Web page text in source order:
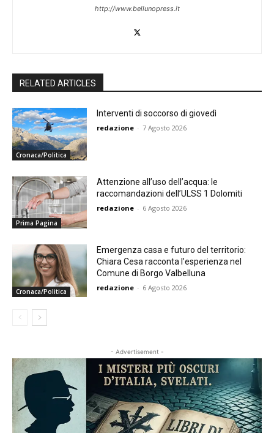
http://www.bellunopress.it
RELATED ARTICLES
Cronaca/Politica
Interventi di soccorso di giovedì
redazione - 7 Agosto 2026
Prima Pagina
Attenzione all’uso dell’acqua: le
raccomandazioni dell’ULSS 1 Dolomiti
redazione - 6 Agosto 2026
Cronaca/Politica
Emergenza casa e futuro del territorio:
Chiara Cesa racconta l’esperienza nel
Comune di Borgo Valbelluna
redazione - 6 Agosto 2026
- Advertisement -